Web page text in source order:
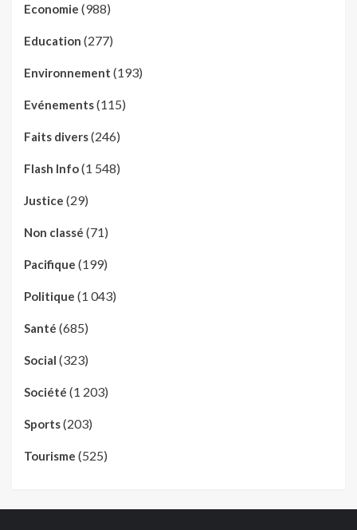
Economie (988)
Education (277)
Environnement (193)
Evénements(115)
Faits divers(246)
Flash Info(1 548)
Justice (29)
Non classé (71)
Pacifique (199)
Politique (1 043)
Santé (685)
Social (323)
Société (1 203)
Sports(203)
Tourisme (525)